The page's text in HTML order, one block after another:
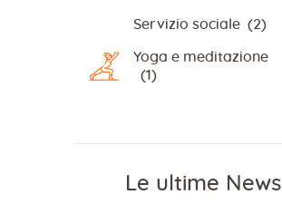
Servizio sociale (2)
Yoga e meditazione
(1)
Le ultime News